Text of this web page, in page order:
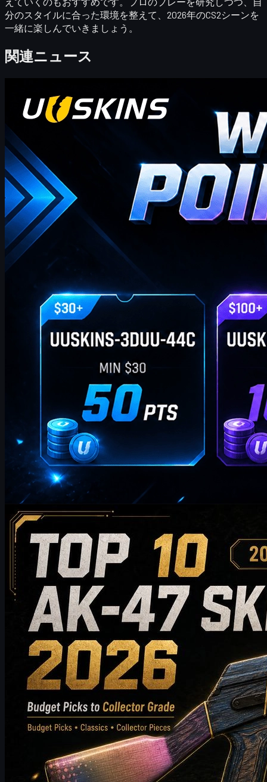
分のスタイルに合った環境を整えて、2026年のCS2シーンを
一緒に楽しんでいきましょう。
関連ニュース
こんにちは、CS2トレーダーの皆さん！毎週ボーナ
スブログへようこそ！
ここでは、今週の最新かつ最も包括的なUUSKINSギフトポイ
ントコードをご覧いただけます。このページは毎週更新さ
れ、追加のギフトポイントをお届けします。ご注文が該当金
額を満たしている限り、以下のコードを使用してポイントを
獲得し、ストアでお気に入りのCS2スキンと交換できます！
4 20, 2026
制作：
William Miller
カウンターストライク 25 20, 2026
2026年に購入すべきAK-47スキン トップ10：低予
算向けからコレクター級のおすすめまで
2026年に購入する価値のあるAK-47スキン トップ10を、低予
算向けの選択肢からハイエンドなコレクター向けまでご紹介
します。このガイドでは、スタイル、価格帯、摩耗度、市場
価値、購入のコツを比較し、CS2プレイヤーが自分のインベ
ントリに最適なAK-47スキンを選ぶお手伝いをします。
5 20, 2026